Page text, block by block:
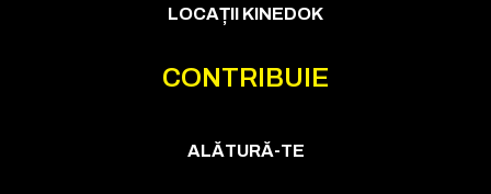
LOCAȚII KINEDOK
CONTRIBUIE
ALĂTURĂ-TE